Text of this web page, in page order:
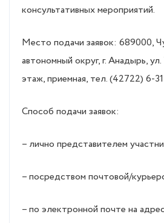
консультативных мероприятий.
Место подачи заявок: 689000,
автономный округ, г. Анадырь,
этаж, приемная, тел. (42722) 6-
Способ подачи заявок:
– лично представителем
– посредством почтовой/
– по электронной почте на